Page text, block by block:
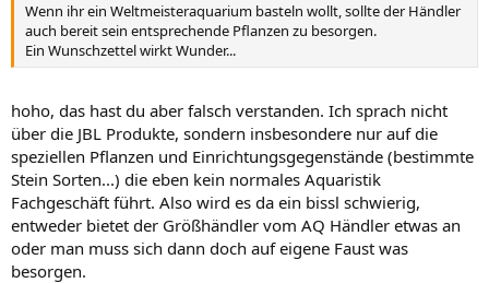
Wenn ihr ein Weltmeisteraquarium basteln wollt, sollte der Händler
auch bereit sein entsprechende Pflanzen zu besorgen.
Ein Wunschzettel wirkt Wunder...
hoho, das hast du aber falsch verstanden. Ich sprach nicht
über die JBL Produkte, sondern insbesondere nur auf die
speziellen Pflanzen und Einrichtungsgegenstände (bestimmte
Stein Sorten...) die eben kein normales Aquaristik
Fachgeschäft führt. Also wird es da ein bissl schwierig,
entweder bietet der Größhändler vom AQ Händler etwas an
oder man muss sich dann doch auf eigene Faust was
besorgen.